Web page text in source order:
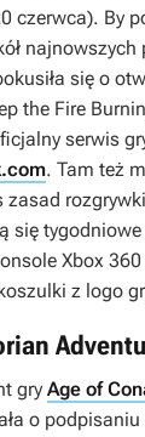
czerwca). By
najnowszych
się o
the Fire
serwis
. Tam też
zasad
się
Xbox 360
z logo
gry Age of
o